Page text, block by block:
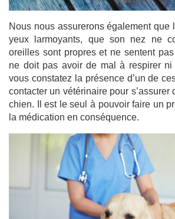
Nous nous assurerons également que
yeux larmoyants, que son nez ne
oreilles sont propres et ne sentent
ne doit pas avoir de mal à respirer ni
vous constatez la présence d’un de
contacter un vétérinaire pour s’assurer
chien. Il est le seul à pouvoir faire un
la médication en conséquence.